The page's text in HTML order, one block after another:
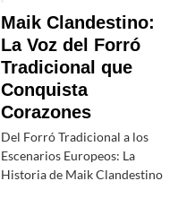
Maik Clandestino:
La Voz del Forró
Tradicional que
Conquista
Corazones
Del Forró Tradicional a los
Escenarios Europeos: La
Historia de Maik Clandestino